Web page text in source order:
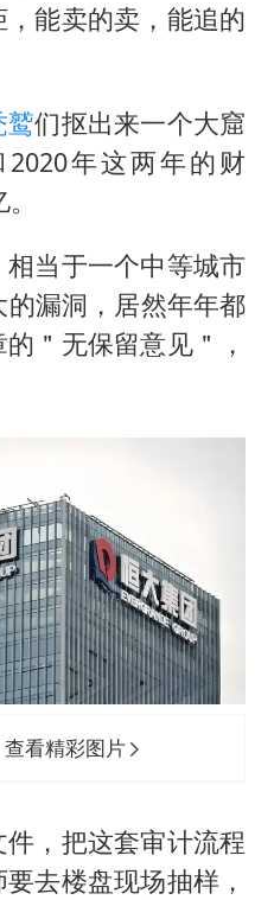
能卖的卖，能追的
鹫们抠出来一个大窟
年这两年的财
当于一个中等城市
漏洞，居然年年都
的＂无保留意见＂，
看精彩图片
，把这套审计流程
去楼盘现场抽样，